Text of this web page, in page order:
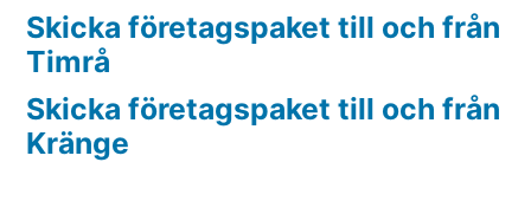
Skicka företagspaket till och från
Timrå
Skicka företagspaket till och från
Kränge